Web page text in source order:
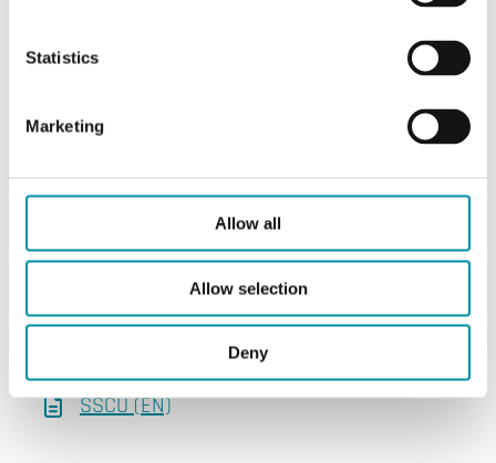
Statistics
Marketing
Allow all
Allow selection
Deny
Scheda prodotto
SSCU (IT)
SSCU (EN)